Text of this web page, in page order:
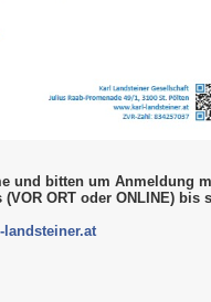
und bitten um Anmeldung
ORT oder ONLINE) bis
landsteiner.at